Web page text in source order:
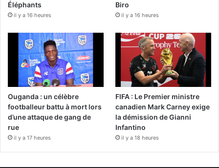
Éléphants
il y a 16 heures
Biro
il y a 16 heures
Ouganda : un célèbre
footballeur battu à mort lors
d’une attaque de gang de
rue
il y a 17 heures
FIFA : Le Premier ministre
canadien Mark Carney exige
la démission de Gianni
Infantino
il y a 18 heures